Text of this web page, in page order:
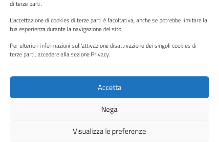
di terze parti.
L'accettazione di cookies di terze parti è facoltativa, anche se potrebbe limitare la
tua esperienza durante la navigazione del sito.
Per ulteriori informazioni sull'attivazione disattivazione dei singoli cookies di
terze parti, accedere alla sezione Privacy.
Accetta
Nega
Visualizza le preferenze
Piano di miglioramento del sito
Instagram